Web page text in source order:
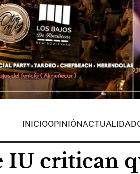
INICIOOPINIÓNACTUALIDAD
IU critican